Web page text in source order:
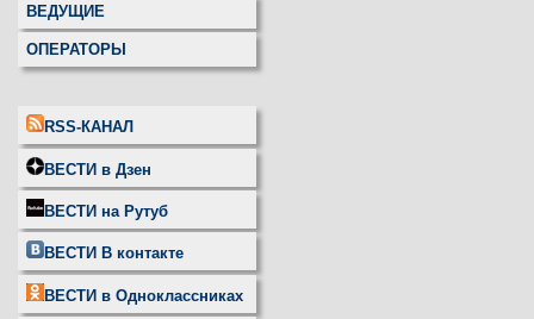
ВЕДУЩИЕ
ОПЕРАТОРЫ
RSS-КАНАЛ
ВЕСТИ в Дзен
ВЕСТИ на Рутуб
ВЕСТИ В контакте
ВЕСТИ в Одноклассниках